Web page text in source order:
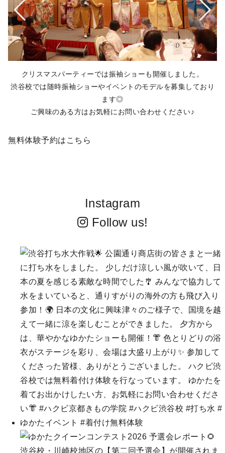
クリスマスパーティーでは振袖ショーも開催しました。
渋谷校では随時振袖ショーやイベントのモデルを募集しており
ます◎
ご興味のある方はお気軽にお問い合わせください♪
無料体験予約はこちら
Instagram
Follow us!